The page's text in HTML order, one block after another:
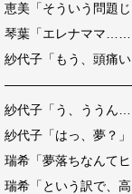
恵美「そういう問題
琴葉「エレナママ……
紗代子「もう、頭痛
紗代子「う、ううん
紗代子「はっ、夢？」
瑞希「夢落ちなんてヒ
瑞希「という訳で、高